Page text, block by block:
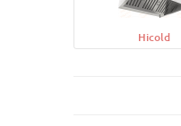
Hicold